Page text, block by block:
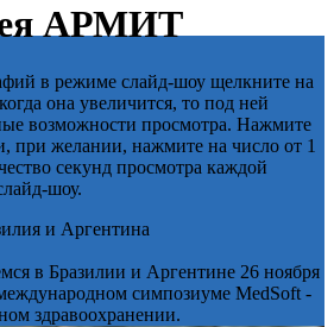
АРМИТ
в режиме слайд-шоу щелкните на
она увеличится, то под ней
возможности просмотра. Нажмите
при желании, нажмите на число от 1
секунд просмотра каждой
шоу.
и Аргентина
в Бразилии и Аргентине 26 ноября
симпозиуме MedSoft -
здравоохранении.